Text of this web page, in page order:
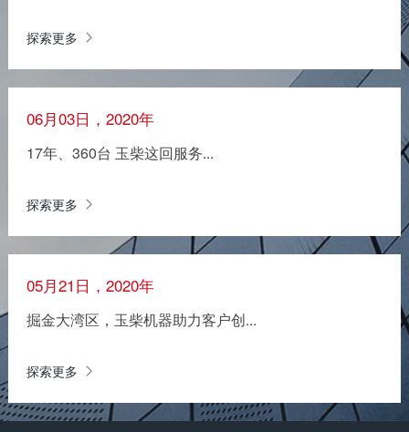
探索更多
06月03日，2020年
17年、360台 玉柴这回服务...
探索更多
05月21日，2020年
掘金大湾区，玉柴机器助力客户创...
探索更多